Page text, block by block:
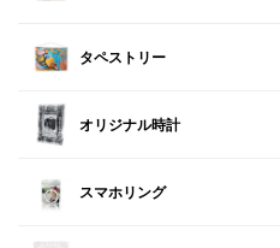
タペストリー
オリジナル時計
スマホリング